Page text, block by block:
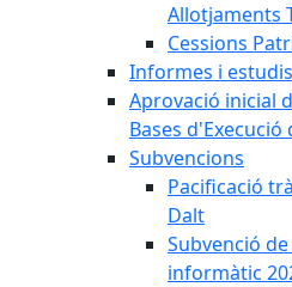
Allotjaments
Cessions
Informes i estudis
Aprovació inicial
Bases
Subvencions
Pacificació
Dalt
Subvenció
informàtic